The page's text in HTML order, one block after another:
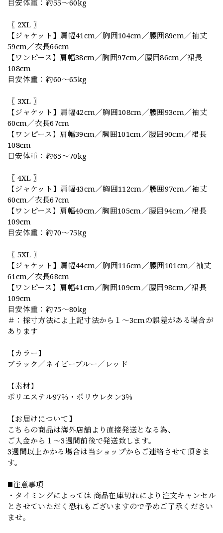
目安体重：約55〜60kg
〖 2XL 〗
【ジャケット】肩幅41cm／胸囲104cm／腰囲89cm／袖丈
59cm／衣長66cm
【ワンピース】肩幅38cm／胸囲97cm／腰囲86cm／裙長
108cm
目安体重：約60〜65kg
〖 3XL 〗
【ジャケット】肩幅42cm／胸囲108cm／腰囲93cm／袖丈
60cm／衣長67cm
【ワンピース】肩幅39cm／胸囲101cm／腰囲90cm／裙長
108cm
目安体重：約65〜70kg
〖 4XL 〗
【ジャケット】肩幅43cm／胸囲112cm／腰囲97cm／袖丈
60cm／衣長67cm
【ワンピース】肩幅40cm／胸囲105cm／腰囲94cm／裙長
109cm
目安体重：約70〜75kg
〖 5XL 〗
【ジャケット】肩幅44cm／胸囲116cm／腰囲101cm／袖丈
61cm／衣長68cm
【ワンピース】肩幅41cm／胸囲109cm／腰囲98cm／裙長
109cm
目安体重：約75〜80kg
＃：採寸方法によ上記寸法から１～3cmの誤差がある場合が
あります
【カラー】
ブラック／ネイビーブルー／レッド
【素材】
ポリエステル97％・ポリウレタン3％
【お届けについて】
こちらの商品は海外店舗より直接発送となる為、
ご入金から１～3週間前後で発送致します。
3週間以上かかる場合は当ショップからご連絡させて頂きま
す。
◼️注意事項
・タイミングによっては 商品在庫切れにより注文キャンセル
とさせていただく恐れもございますので予めご了承ください
ませ。